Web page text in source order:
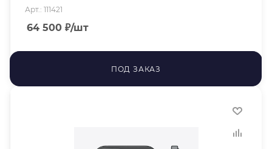
Арт.: 111421
64 500 ₽/шт
ПОД ЗАКАЗ